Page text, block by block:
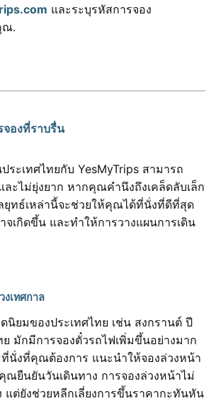
และระบุรหัสการจอง
ณ.
จองที่ราบรื่น
ระเทศไทยกับ YesMyTrips สามารถ
ละไม่ยุ่งยาก หากคุณคำนึงถึงเคล็ดลับเล็ก
ยุทธ์เหล่านี้จะช่วยให้คุณได้ที่นั่งที่ดีที่สุด
เกิดขึ้น และทำให้การวางแผนการเดิน
งเทศกาล
นิยมของประเทศไทย เช่น สงกรานต์ ปี
มักมีการจองตั๋วรถไฟเพิ่มขึ้นอย่างมาก
ที่นั่งที่คุณต้องการ แนะนำให้จองล่วงหน้า
ณยืนยันวันเดินทาง การจองล่วงหน้าไม่
แต่ยังช่วยหลีกเลี่ยงการขึ้นราคากะทันหัน